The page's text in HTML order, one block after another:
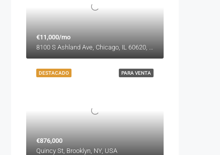
€11,000/mo
8100 S Ashland Ave, Chicago, IL 60620, USA
PARA VENTA
DESTACADO
€876,000
Quincy St, Brooklyn, NY, USA